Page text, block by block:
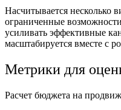
Насчитывается несколько
ограниченные
усиливать эффективные
масштабируется вместе с
Метрики для
Расчет бюджета на